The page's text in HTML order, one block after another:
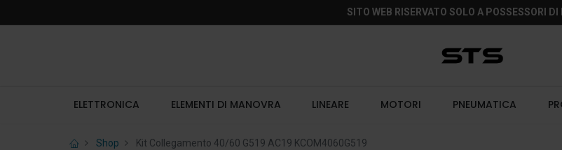
SITO WEB RISERVATO SOLO A POSSESSORI
ELETTRONICA ELEMENTI DI MANOVRA LINEARE MOTORI PNEUMATICA
Shop Kit Collegamento 40/60 G519 AC19 KCOM4060G519